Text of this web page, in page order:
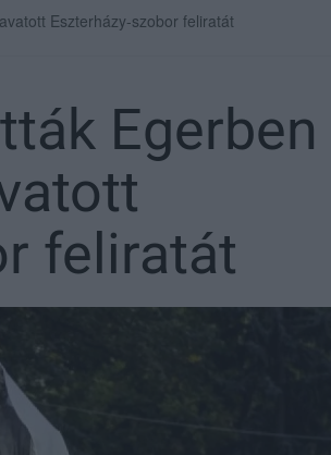
Eszterházy-szobor feliratát
Egerben
feliratát